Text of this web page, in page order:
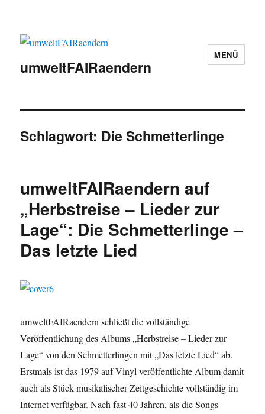
umweltFAIRaendern
MENÜ
Schlagwort: Die Schmetterlinge
umweltFAIRaendern auf
„Herbstreise – Lieder zur
Lage“: Die Schmetterlinge –
Das letzte Lied
umweltFAIRaendern schließt die vollständige
Veröffentlichung des Albums „Herbstreise – Lieder zur
Lage“ von den Schmetterlingen mit „Das letzte Lied“ ab.
Erstmals ist das 1979 auf Vinyl veröffentlichte Album damit
auch als Stück musikalischer Zeitgeschichte vollständig im
Internet verfügbar. Nach fast 40 Jahren, als die Songs